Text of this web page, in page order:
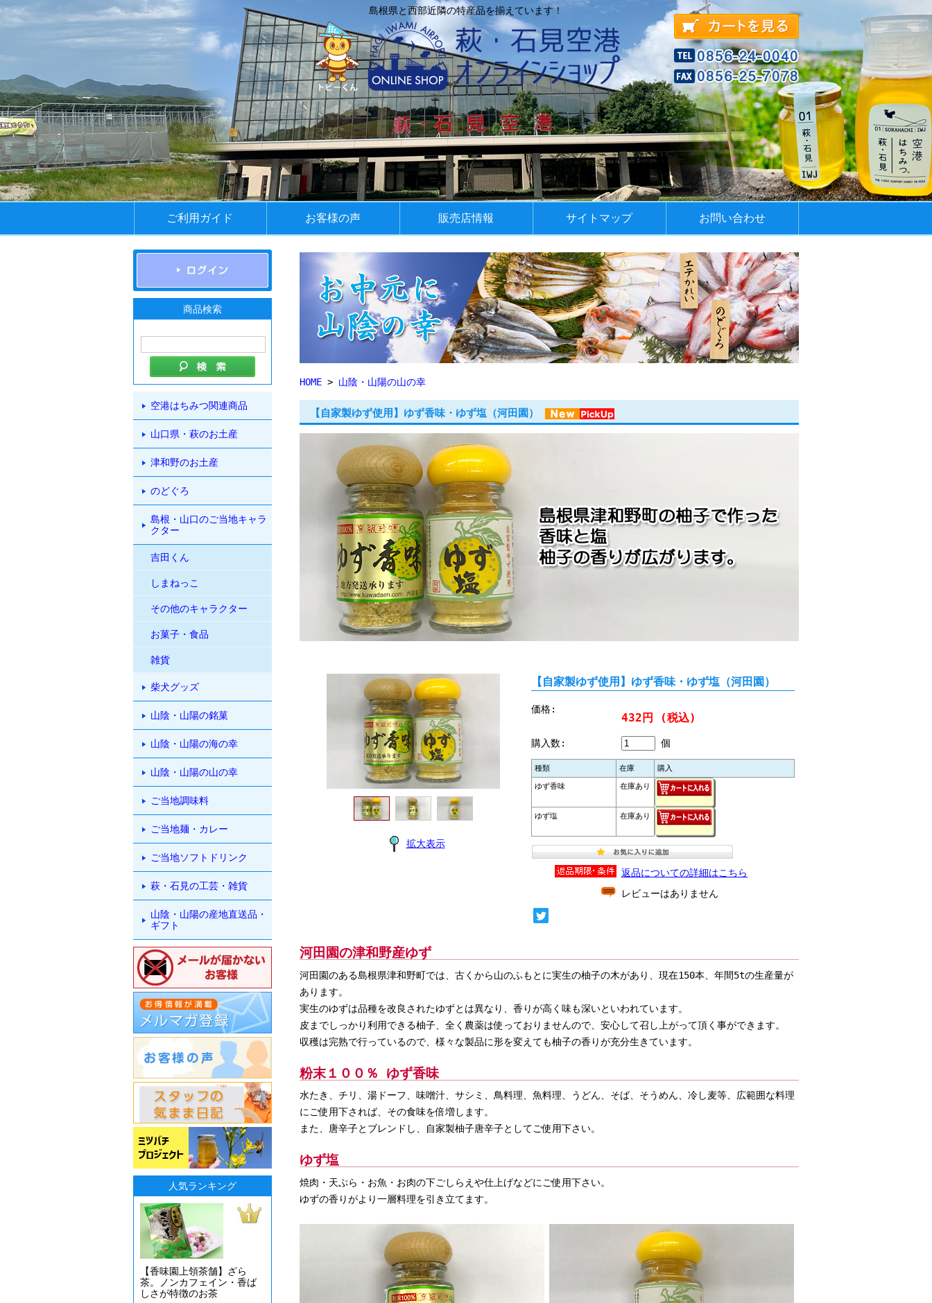
島根県と西部近隣の特産品を揃えています！
ご利用ガイド お客様の声 販売店情報 サイトマップ お問い合わせ
商品検索
空港はちみつ関連商品
山口県・萩のお土産
津和野のお土産
のどぐろ
島根・山口のご当地キャラ
クター
吉田くん
しまねっこ
その他のキャラクター
お菓子・食品
雑貨
柴犬グッズ
山陰・山陽の銘菓
山陰・山陽の海の幸
山陰・山陽の山の幸
ご当地調味料
ご当地麺・カレー
ご当地ソフトドリンク
萩・石見の工芸・雑貨
山陰・山陽の産地直送品・
ギフト
人気ランキング
【香味園上領茶舗】ざら
茶。ノンカフェイン・香ば
しさが特徴のお茶
HOME > 山陰・山陽の山の幸
【自家製ゆず使用】ゆず香味・ゆず塩（河田園）
拡大表示
【自家製ゆず使用】ゆず香味・ゆず塩（河田園）
価格:
432円 (税込)
購入数: 個
種類 在庫
購入
ゆず香味
在庫あり
ゆず塩 在庫あり
返品についての詳細はこちら
レビューはありません
河田園の津和野産ゆず
河田園のある島根県津和野町では、古くから山のふもとに実生の柚子の木があり、現在150本、年間5tの生産量が
あります。
実生のゆずは品種を改良されたゆずとは異なり、香りが高く味も深いといわれています。
皮までしっかり利用できる柚子、全く農薬は使っておりませんので、安心して召し上がって頂く事ができます。
収穫は完熟で行っているので、様々な製品に形を変えても柚子の香りが充分生きています。
粉末１００％ ゆず香味
水たき、チリ、湯ドーフ、味噌汁、サシミ、鳥料理、魚料理、うどん、そば、そうめん、冷し麦等、広範囲な料理
にご使用下されば、その食味を倍増します。
また、唐辛子とブレンドし、自家製柚子唐辛子としてご使用下さい。
ゆず塩
焼肉・天ぷら・お魚・お肉の下ごしらえや仕上げなどにご使用下さい。
ゆずの香りがより一層料理を引き立てます。